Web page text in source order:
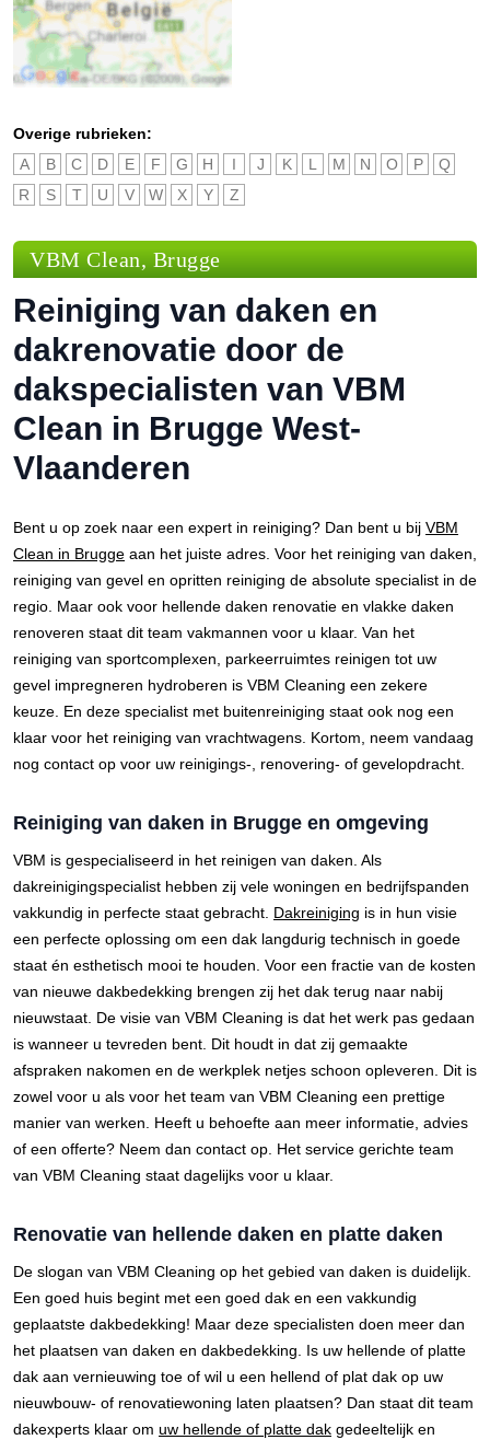
Overige rubrieken:
A
B C D E F G H I J K L M N O P
Q
R
S T U V W X Y Z
VBM Clean, Brugge
Reiniging van daken en
dakrenovatie door de
dakspecialisten van VBM
Clean in Brugge West-
Vlaanderen
Bent u op zoek naar een expert in reiniging? Dan bent u bij VBM
Clean in Brugge aan het juiste adres. Voor het reiniging van daken,
reiniging van gevel en opritten reiniging de absolute specialist in de
regio. Maar ook voor hellende daken renovatie en vlakke daken
renoveren staat dit team vakmannen voor u klaar. Van het
reiniging van sportcomplexen, parkeerruimtes reinigen tot uw
gevel impregneren hydroberen is VBM Cleaning een zekere
keuze. En deze specialist met buitenreiniging staat ook nog een
klaar voor het reiniging van vrachtwagens. Kortom, neem vandaag
nog contact op voor uw reinigings-, renovering- of gevelopdracht.
Reiniging van daken in Brugge en omgeving
VBM is gespecialiseerd in het reinigen van daken. Als
dakreinigingspecialist hebben zij vele woningen en bedrijfspanden
vakkundig in perfecte staat gebracht. Dakreiniging is in hun visie
een perfecte oplossing om een dak langdurig technisch in goede
staat én esthetisch mooi te houden. Voor een fractie van de kosten
van nieuwe dakbedekking brengen zij het dak terug naar nabij
nieuwstaat. De visie van VBM Cleaning is dat het werk pas gedaan
is wanneer u tevreden bent. Dit houdt in dat zij gemaakte
afspraken nakomen en de werkplek netjes schoon opleveren. Dit is
zowel voor u als voor het team van VBM Cleaning een prettige
manier van werken. Heeft u behoefte aan meer informatie, advies
of een offerte? Neem dan contact op. Het service gerichte team
van VBM Cleaning staat dagelijks voor u klaar.
Renovatie van hellende daken en platte daken
De slogan van VBM Cleaning op het gebied van daken is duidelijk.
Een goed huis begint met een goed dak en een vakkundig
geplaatste dakbedekking! Maar deze specialisten doen meer dan
het plaatsen van daken en dakbedekking. Is uw hellende of platte
dak aan vernieuwing toe of wil u een hellend of plat dak op uw
nieuwbouw- of renovatiewoning laten plaatsen? Dan staat dit team
dakexperts klaar om uw hellende of platte dak gedeeltelijk en